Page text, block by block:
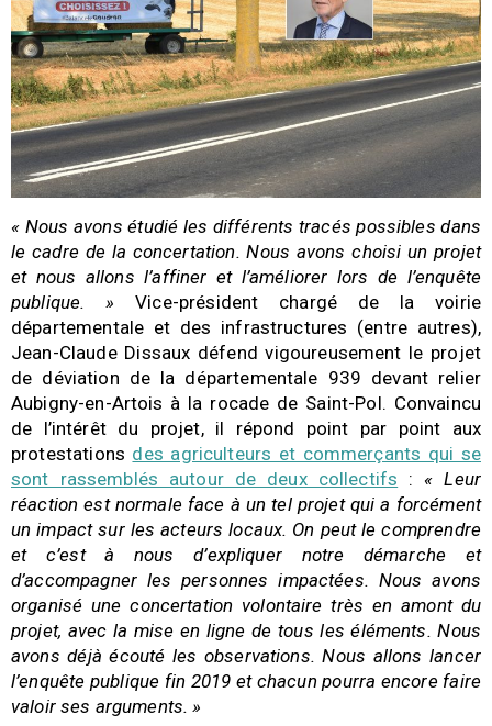
« Nous avons étudié les différents tracés possibles dans
le cadre de la concertation. Nous avons choisi un projet
et nous allons l’affiner et l’améliorer lors de l’enquête
publique. » Vice-président chargé de la voirie
départementale et des infrastructures (entre autres),
Jean-Claude Dissaux défend vigoureusement le projet
de déviation de la départementale 939 devant relier
Aubigny-en-Artois à la rocade de Saint-Pol. Convaincu
de l’intérêt du projet, il répond point par point aux
protestations des agriculteurs et commerçants qui se
sont rassemblés autour de deux collectifs : « Leur
réaction est normale face à un tel projet qui a forcément
un impact sur les acteurs locaux. On peut le comprendre
et c’est à nous d’expliquer notre démarche et
d’accompagner les personnes impactées. Nous avons
organisé une concertation volontaire très en amont du
projet, avec la mise en ligne de tous les éléments. Nous
avons déjà écouté les observations. Nous allons lancer
l’enquête publique fin 2019 et chacun pourra encore faire
valoir ses arguments. »